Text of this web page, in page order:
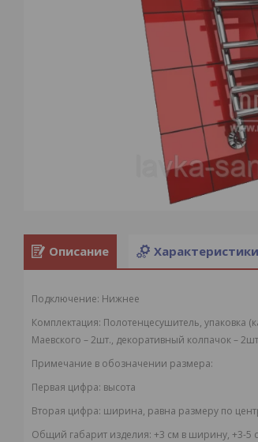
Описание Характеристики
Подключение: Нижнее
Комплектация: Полотенцесушитель, упаковка
Маевского – 2шт., декоративный колпачок –
Примечание в обозначении размера:
Первая цифра: высота
Вторая цифра: ширина, равна размеру по
Общий габарит изделия: +3 см в ширину, +3-5